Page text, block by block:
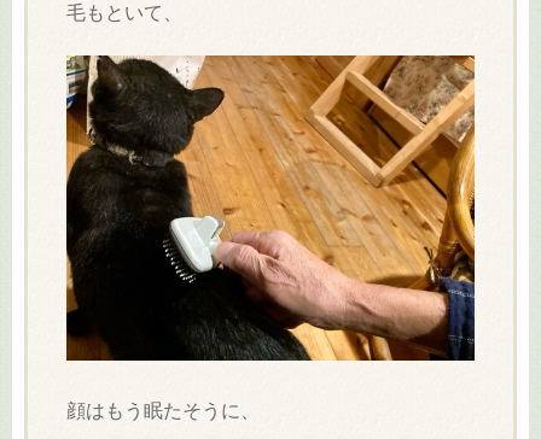
毛もといて、
顔はもう眠たそうに、